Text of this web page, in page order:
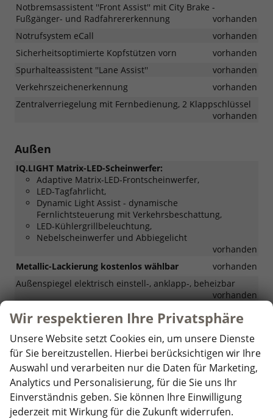
Notbremsassistent ''Front Assist'' mit City Brake -
Fußgänger- und Radfahrererkennung
vorhanden
Notrufsystem eCall
vorhanden
Sicherheitsoptimierte Kopfstützen vorn
vorhanden
Spurhalteassistent ''Lane Assist''
vorhanden
Verkehrszeichenerkennung
vorhanden
Zentralverriegelung mit Fernbedienung, 2 Klappschlüssel
vorhanden
Außen
IQ.LIGHT Matrix-LED-Scheinwerfer:
Adaptive Matrix-LED-Frontscheinwerfer,
LED-Tagfahrlicht,
Dynamic Light Assist - dynamische
Fernlichtsteuerung mit Verkehrsbeschattung,
LED-Kühlergrillbeleuchtung,
Nebelscheinwerfer und Abbiegelicht
vorhanden
Metallic-Lackierung kostenlos wählbar
vorhanden
Außenspiegel elektrisch einstell-, anklapp-, beheizbar
vorhanden
Coming Home/Leaving Home Funktion
vorhanden
Dachreling in schwarz
Front- und Heckstoßfänger sowie Türschweller im R-
Design
vorhanden
Hintere Seitenscheiben sowie Heckscheibe abgedunkelt
vorhanden
LED-Rückleuchten
vorhanden
Wir respektieren Ihre Privatsphäre
Unsere Website setzt Cookies ein, um unsere Dienste
für Sie bereitzustellen. Hierbei berücksichtigen wir Ihre
Auswahl und verarbeiten nur die Daten für Marketing,
Analytics und Personalisierung, für die Sie uns Ihr
Einverständnis geben. Sie können Ihre Einwilligung
jederzeit mit Wirkung für die Zukunft widerrufen.